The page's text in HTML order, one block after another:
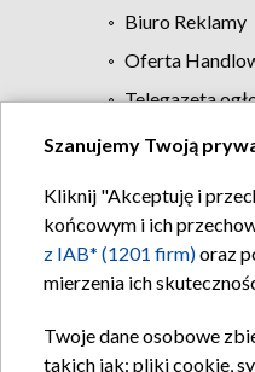
Biuro Reklamy
Oferta
Telegazeta
Szanujemy Twoją
Kliknij "Akceptuję i
końcowym i ich
z IAB* (1201 firm)oraz
mierzenia ich
Twoje dane osobowe
takich jak: pliki cookie,